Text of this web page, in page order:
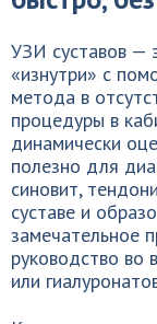
УЗИ суставов —
«изнутри» с
метода в
процедуры в
динамически
полезно для
синовит,
суставе и
замечательное
руководство во
или